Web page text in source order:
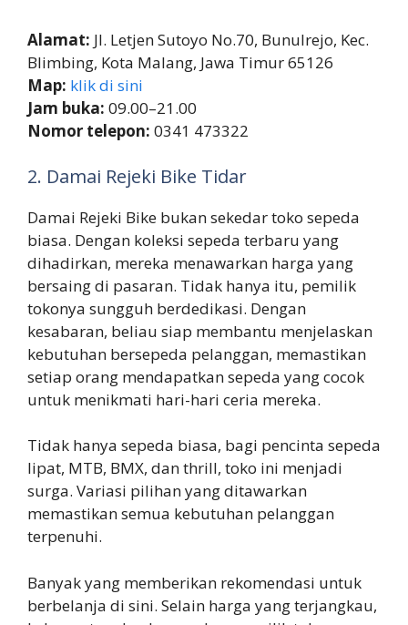
Alamat: Jl. Letjen Sutoyo No.70, Bunulrejo, Kec.
Blimbing, Kota Malang, Jawa Timur 65126
Map: klik di sini
Jam buka: 09.00–21.00
Nomor telepon: 0341 473322
2. Damai Rejeki Bike Tidar
Damai Rejeki Bike bukan sekedar toko sepeda
biasa. Dengan koleksi sepeda terbaru yang
dihadirkan, mereka menawarkan harga yang
bersaing di pasaran. Tidak hanya itu, pemilik
tokonya sungguh berdedikasi. Dengan
kesabaran, beliau siap membantu menjelaskan
kebutuhan bersepeda pelanggan, memastikan
setiap orang mendapatkan sepeda yang cocok
untuk menikmati hari-hari ceria mereka.
Tidak hanya sepeda biasa, bagi pencinta sepeda
lipat, MTB, BMX, dan thrill, toko ini menjadi
surga. Variasi pilihan yang ditawarkan
memastikan semua kebutuhan pelanggan
terpenuhi.
Banyak yang memberikan rekomendasi untuk
berbelanja di sini. Selain harga yang terjangkau,